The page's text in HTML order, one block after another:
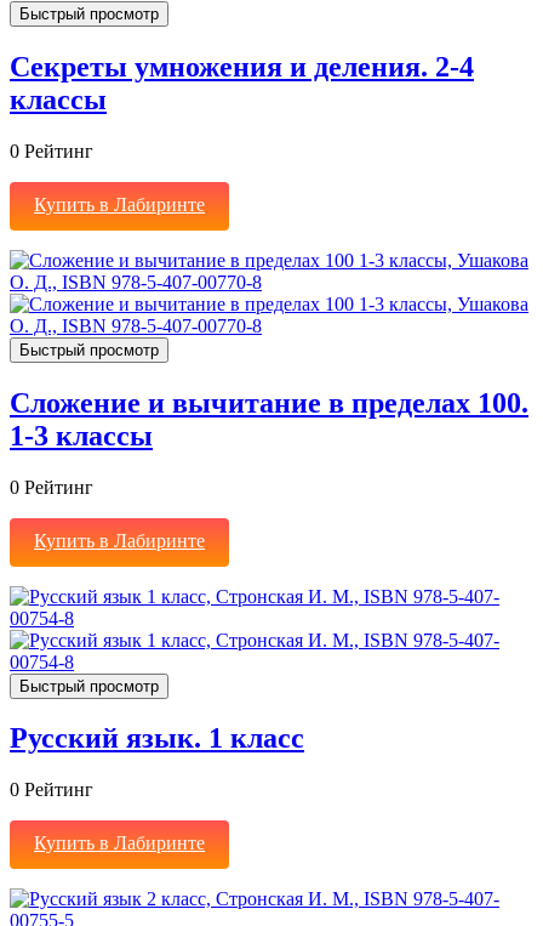
Быстрый просмотр
Секреты умножения и деления. 2-4
классы
0 Рейтинг
Купить в Лабиринте
Быстрый просмотр
Сложение и вычитание в пределах 100.
1-3 классы
0 Рейтинг
Купить в Лабиринте
Быстрый просмотр
Русский язык. 1 класс
0 Рейтинг
Купить в Лабиринте